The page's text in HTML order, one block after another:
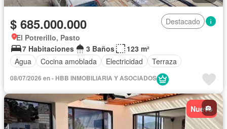
$ 685.000.000
Destacado
El Potrerillo, Pasto
7 Habitaciones
3 Baños
123 m²
Agua
Cocina amoblada Electricidad Terraza
08/07/2026 en - HBB INMOBILIARIA Y ASOCIADOS
Nuevo